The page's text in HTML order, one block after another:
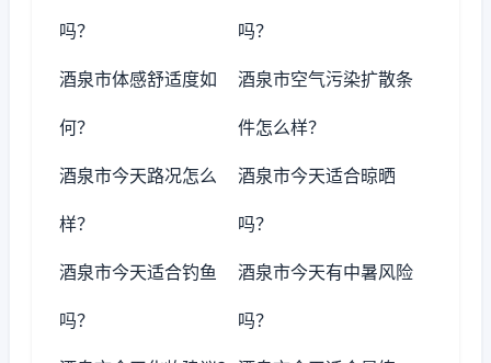
吗？ 吗？
酒泉市体感舒适度如
何？
酒泉市空气污染扩散条
件怎么样？
酒泉市今天路况怎么
样？
酒泉市今天适合晾晒
吗？
酒泉市今天适合钓鱼
吗？
酒泉市今天有中暑风险
吗？